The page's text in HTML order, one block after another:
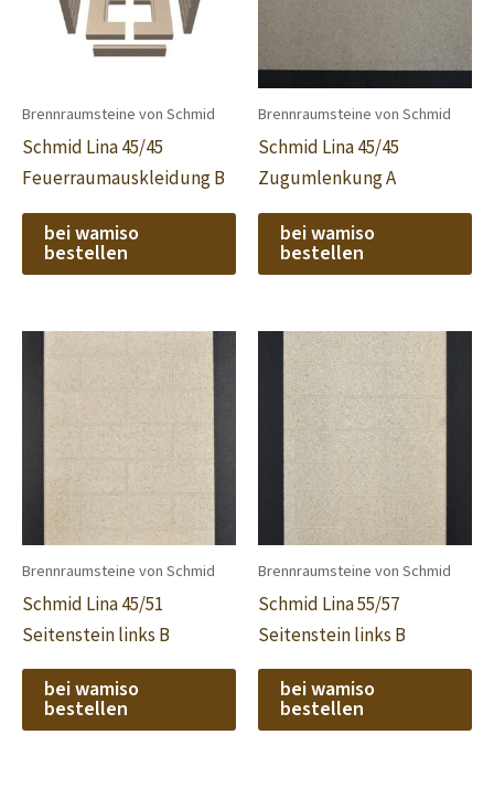
Brennraumsteine von Schmid
Schmid Lina 45/45
Feuerraumauskleidung B
bei wamiso
bestellen
Brennraumsteine von Schmid
Schmid Lina 45/45
Zugumlenkung A
bei wamiso
bestellen
Brennraumsteine von Schmid
Schmid Lina 45/51
Seitenstein links B
bei wamiso
bestellen
Brennraumsteine von Schmid
Schmid Lina 55/57
Seitenstein links B
bei wamiso
bestellen